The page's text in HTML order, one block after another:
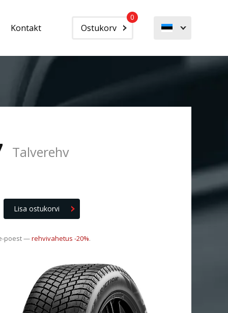
Ostukorv
0
Kontakt
Talverehv
Lisa ostukorvi
poest —rehvivahetus -20%.